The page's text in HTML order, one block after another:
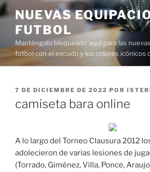
Saltar
al
contenido
NUEVAS
FUTBOL
Manténgalo bloqueado aquí para las
futbol con el escudo y los colores icónicos
PUBLICADO
7 DE DICIEMBRE DE 2022 POR
camiseta bara online
A lo largo del Torneo Clausura 2012
adolecieron de varias lesiones de
(Torrado, Giménez, Villa, Ponce,